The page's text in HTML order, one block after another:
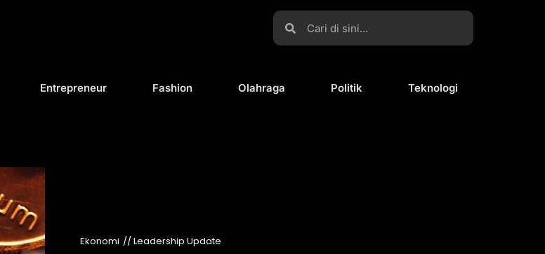
Entrepreneur Fashion Olahraga Politik Teknologi
Ekonomi // Leadership Update